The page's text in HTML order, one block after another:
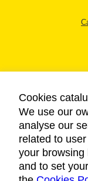
Cookies
We use our
analyse our
related to
your browsing
and to set